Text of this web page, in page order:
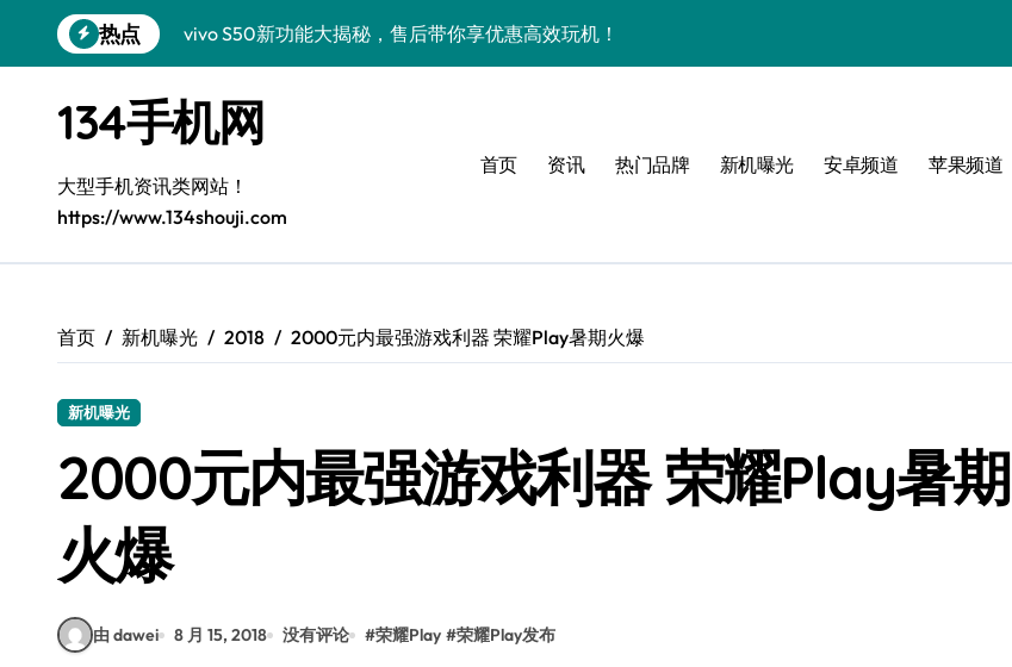
到
热点
vivo S50新功能大揭秘，售后带你享优惠高效玩机！
vivo S50 Pro mini小巧机身，售后保障助您随时畅览资讯
小米17 Pro新资讯来袭！售后员揭秘超实用功能亮点
售后员揭秘：三星Z Fold7新亮点，手机管家功能大升级！
S25 Ultra颜值炸裂！定制主题潮翻全场
Galaxy S26+颜值爆升秘诀大公开
三星Galaxy Z TriFold三折叠，售后护航畅享未来屏界新体验！
134手机网
大型手机资讯类网站！
https://www.134shouji.com
首页 资讯 热门品牌 新机曝光 安卓频道 苹果频道
首页 新机曝光 2018 2000元内最强游戏利器 荣耀Play暑期火爆
新机曝光
2000元内最强游戏利器 荣耀Play暑期
火爆
由 dawei 8 月 15, 2018 没有评论 #荣耀Play #荣耀Play发布